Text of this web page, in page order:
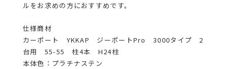
ルをお求めの方におすすめです。
仕様商材
カーポート YKKAP ジーポートPro 3000タイプ 2
台用 55-55 柱4本 H24柱
本体色：プラチナステン